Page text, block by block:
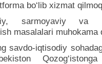
bo‘lib xizmat
sarmoyaviy va
masalalari muhokama
savdo-iqtisodiy